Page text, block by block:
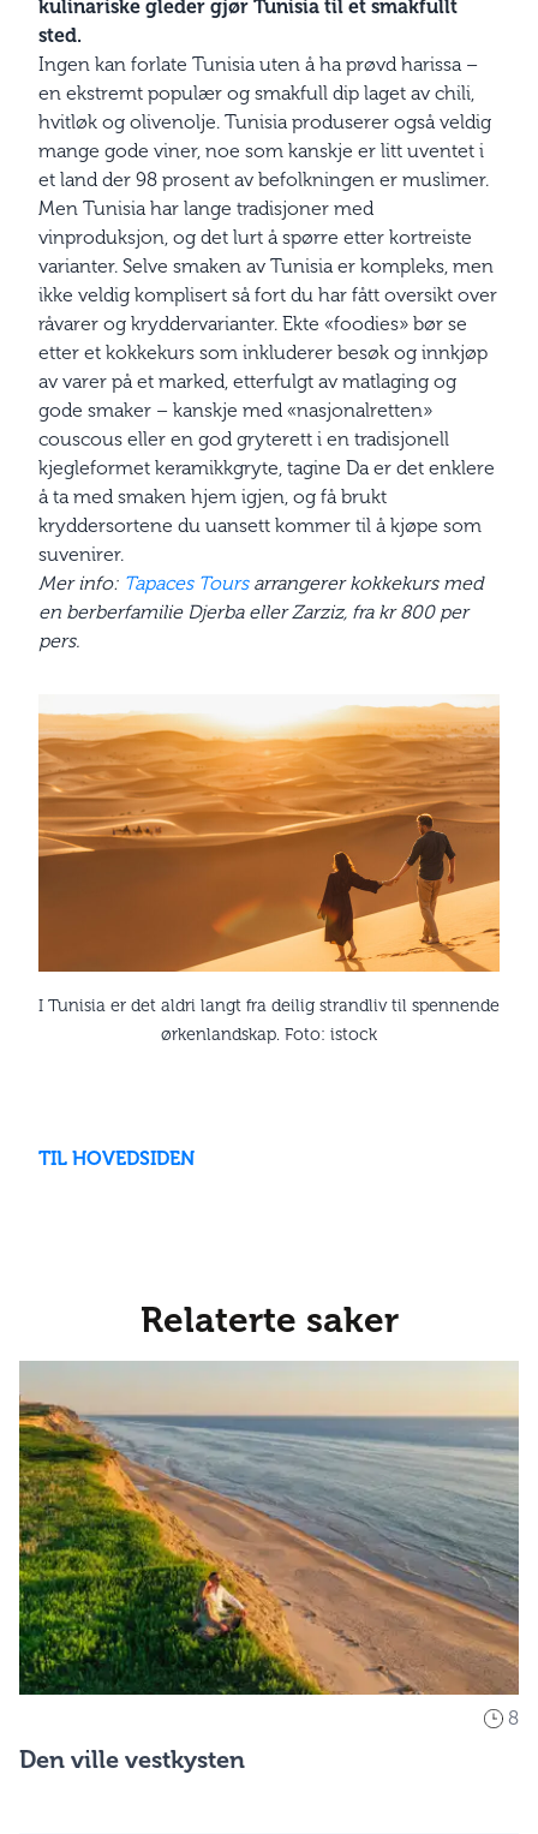
kulinariske gleder gjør Tunisia til et smakfullt
sted.
Ingen kan forlate Tunisia uten å ha prøvd harissa –
en ekstremt populær og smakfull dip laget av chili,
hvitløk og olivenolje. Tunisia produserer også veldig
mange gode viner, noe som kanskje er litt uventet i
et land der 98 prosent av befolkningen er muslimer.
Men Tunisia har lange tradisjoner med
vinproduksjon, og det lurt å spørre etter kortreiste
varianter. Selve smaken av Tunisia er kompleks, men
ikke veldig komplisert så fort du har fått oversikt over
råvarer og kryddervarianter. Ekte «foodies» bør se
etter et kokkekurs som inkluderer besøk og innkjøp
av varer på et marked, etterfulgt av matlaging og
gode smaker – kanskje med «nasjonalretten»
couscous eller en god gryterett i en tradisjonell
kjegleformet keramikkgryte, tagine Da er det enklere
å ta med smaken hjem igjen, og få brukt
kryddersortene du uansett kommer til å kjøpe som
suvenirer.
Mer info: Tapaces Toursarrangerer kokkekurs med
en berberfamilie Djerba eller Zarziz, fra kr 800 per
pers.
I Tunisia er det aldri langt fra deilig strandliv til spennende
ørkenlandskap. Foto: istock
TIL HOVEDSIDEN
Relaterte saker
8
Den ville vestkysten